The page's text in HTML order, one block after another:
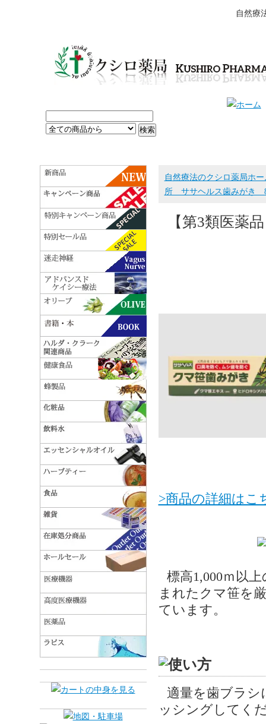
自然療
自然療法のクシロ薬局ホー
所 ササヘルス歯みがき
【第3類医薬
>商品の詳細はこ
標高1,000ｍ以
まれたクマ笹を
ています。
適量を歯ブラシ
ッシングしてく